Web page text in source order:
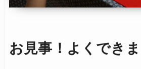
お見事！よくできま